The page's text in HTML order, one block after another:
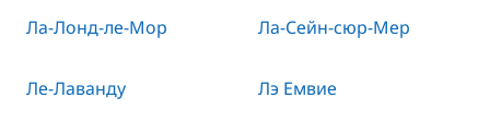
Ла-Лонд-ле-Мор Ла-Сейн-сюр-Мер
Ле-Лаванду Лэ Емвие